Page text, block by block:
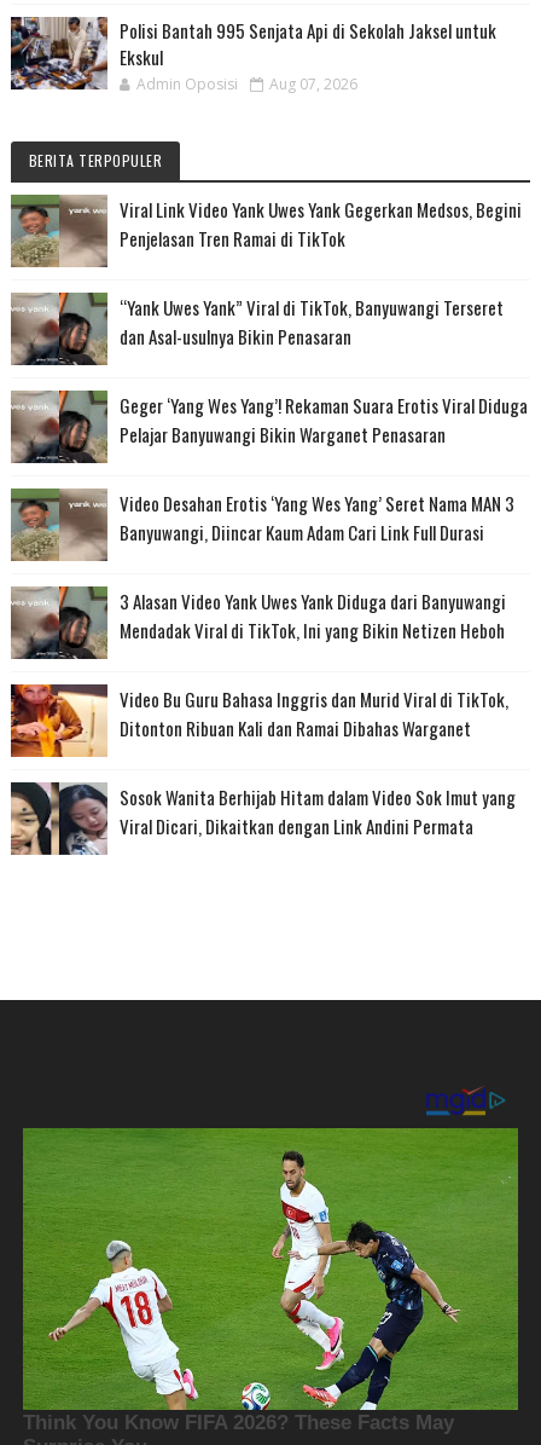
Polisi Bantah 995 Senjata Api di Sekolah Jaksel untuk
Ekskul
Admin Oposisi Aug 07, 2026
BERITA TERPOPULER
Viral Link Video Yank Uwes Yank Gegerkan Medsos, Begini
Penjelasan Tren Ramai di TikTok
“Yank Uwes Yank” Viral di TikTok, Banyuwangi Terseret
dan Asal-usulnya Bikin Penasaran
Geger ‘Yang Wes Yang’! Rekaman Suara Erotis Viral Diduga
Pelajar Banyuwangi Bikin Warganet Penasaran
Video Desahan Erotis ‘Yang Wes Yang’ Seret Nama MAN 3
Banyuwangi, Diincar Kaum Adam Cari Link Full Durasi
3 Alasan Video Yank Uwes Yank Diduga dari Banyuwangi
Mendadak Viral di TikTok, Ini yang Bikin Netizen Heboh
Video Bu Guru Bahasa Inggris dan Murid Viral di TikTok,
Ditonton Ribuan Kali dan Ramai Dibahas Warganet
Sosok Wanita Berhijab Hitam dalam Video Sok Imut yang
Viral Dicari, Dikaitkan dengan Link Andini Permata